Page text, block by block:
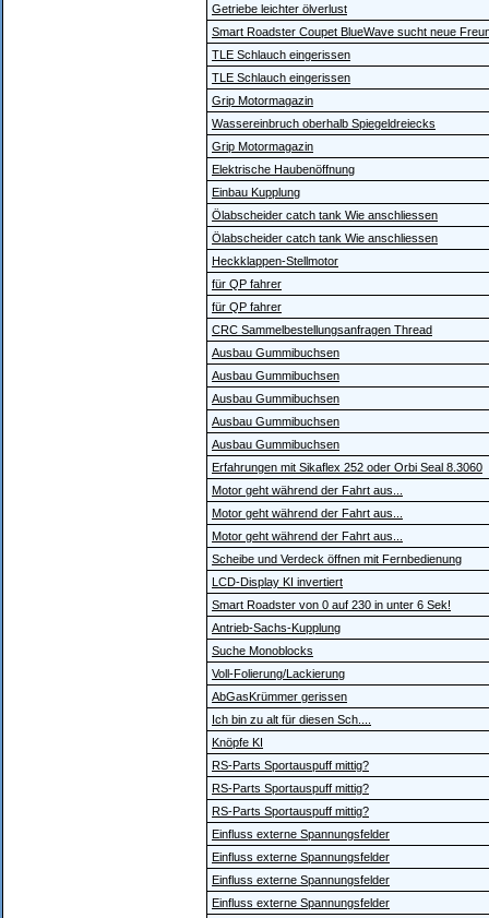
Getriebe leichter ölverlust
Smart Roadster Coupet BlueWave sucht neue
TLE Schlauch eingerissen
TLE Schlauch eingerissen
Grip Motormagazin
Wassereinbruch oberhalb Spiegeldreiecks
Grip Motormagazin
Elektrische Haubenöffnung
Einbau Kupplung
Ölabscheider catch tank Wie anschliessen
Ölabscheider catch tank Wie anschliessen
Heckklappen-Stellmotor
für QP fahrer
für QP fahrer
CRC Sammelbestellungsanfragen Thread
Ausbau Gummibuchsen
Ausbau Gummibuchsen
Ausbau Gummibuchsen
Ausbau Gummibuchsen
Ausbau Gummibuchsen
Erfahrungen mit Sikaflex 252 oder Orbi Seal 8.3060
Motor geht während der Fahrt aus...
Motor geht während der Fahrt aus...
Motor geht während der Fahrt aus...
Scheibe und Verdeck öffnen mit Fernbedienung
LCD-Display KI invertiert
Smart Roadster von 0 auf 230 in unter 6 Sek!
Antrieb-Sachs-Kupplung
Suche Monoblocks
Voll-Folierung/Lackierung
AbGasKrümmer gerissen
Ich bin zu alt für diesen Sch....
Knöpfe KI
RS-Parts Sportauspuff mittig?
RS-Parts Sportauspuff mittig?
RS-Parts Sportauspuff mittig?
Einfluss externe Spannungsfelder
Einfluss externe Spannungsfelder
Einfluss externe Spannungsfelder
Einfluss externe Spannungsfelder